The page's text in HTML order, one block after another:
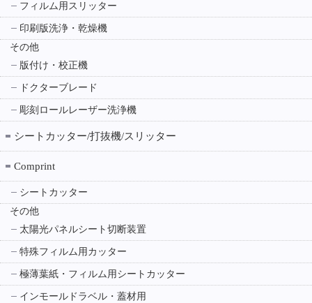
フィルム用スリッター
印刷版洗浄・乾燥機
その他
版付け・校正機
ドクターブレード
彫刻ロールレーザー洗浄機
シートカッター/打抜機/スリッター
Comprint
シートカッター
その他
太陽光パネルシート切断装置
特殊フィルム用カッター
極薄葉紙・フィルム用シートカッター
インモールドラベル・蓋材用